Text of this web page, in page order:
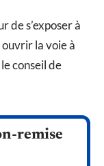
de s’exposer à
la voie à
conseil de
remise